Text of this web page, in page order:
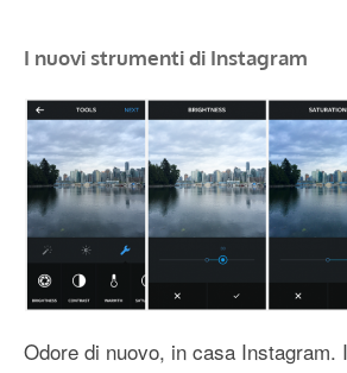
I nuovi strumenti di Instagram
Odore di nuovo, in casa Instagram.